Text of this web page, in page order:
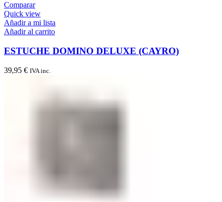
Comparar
Quick view
Añadir a mi lista
Añadir al carrito
ESTUCHE DOMINO DELUXE (CAYRO)
39,95 € IVA inc.